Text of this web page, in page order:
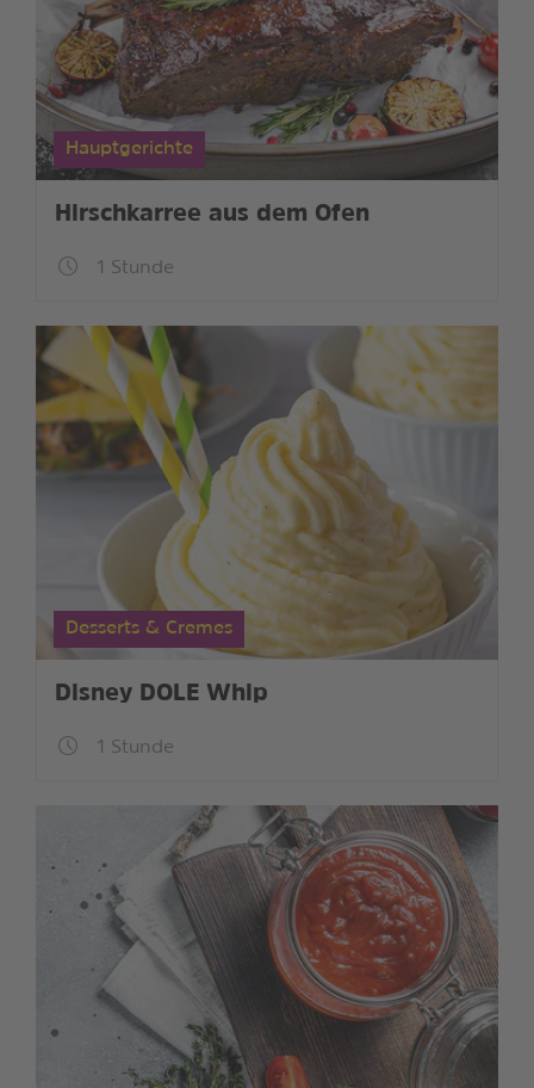
Hauptgerichte
Hirschkarree aus dem Ofen
1 Stunde
Desserts & Cremes
Disney DOLE Whip
1 Stunde